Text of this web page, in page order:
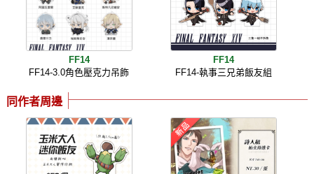
FF14
FF14-3.0角色壓克力吊飾
FF14
FF14-執事三兄弟飯友組
同作者周邊